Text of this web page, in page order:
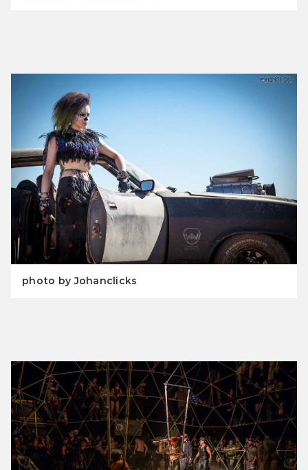
photo by Johanclicks